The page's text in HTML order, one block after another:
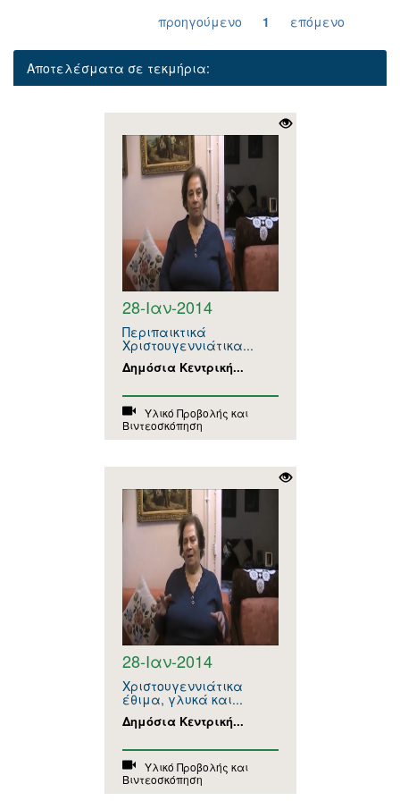
προηγούμενο 1 επόμενο
Αποτελέσματα σε τεκμήρια:
28-Ιαν-2014
Περιπαικτικά
Χριστουγεννιάτικα...
Δημόσια Κεντρική...
Υλικό Προβολής και
Βιντεοσκόπηση
28-Ιαν-2014
Χριστουγεννιάτικα
έθιμα, γλυκά και...
Δημόσια Κεντρική...
Υλικό Προβολής και
Βιντεοσκόπηση